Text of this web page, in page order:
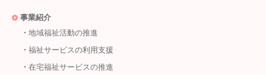
事業紹介
地域福祉活動の推進
福祉サービスの利用支援
在宅福祉サービスの推進